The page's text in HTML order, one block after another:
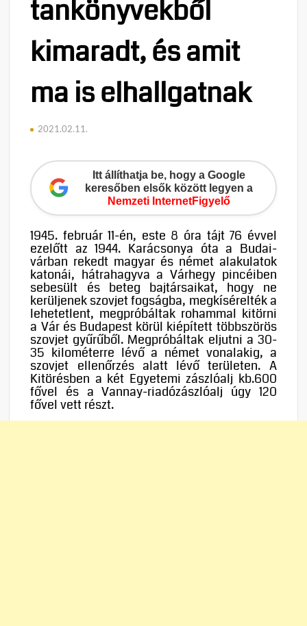
tankönyvekből
kimaradt, és amit
ma is elhallgatnak
2021.02.11.
Itt állíthatja be, hogy a Google
keresőben elsők között legyen a
Nemzeti InternetFigyelő
1945. február 11-én, este 8 óra tájt 76 évvel
ezelőtt az 1944. Karácsonya óta a Budai-
várban rekedt magyar és német alakulatok
katonái, hátrahagyva a Várhegy pincéiben
sebesült és beteg bajtársaikat, hogy ne
kerüljenek szovjet fogságba, megkísérelték a
lehetetlent, megpróbáltak rohammal kitörni
a Vár és Budapest körül kiépített többszörös
szovjet gyűrűből. Megpróbáltak eljutni a 30-
35 kilométerre lévő a német vonalakig, a
szovjet ellenőrzés alatt lévő területen. A
Kitörésben a két Egyetemi zászlóalj kb.600
fővel és a Vannay-riadózászlóalj úgy 120
fővel vett részt.